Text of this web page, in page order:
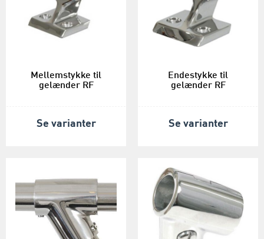
Mellemstykke til
gelænder RF
Se varianter
Endestykke til
gelænder RF
Se varianter